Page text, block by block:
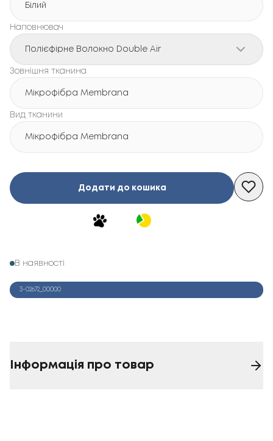
Білий
Наповнювач
Полієфірне Волокно Double Air
Зовнішня тканина
Мікрофібра Membrana
Вид тканини
Мікрофібра Membrana
Додати до кошика
В наявності
3-02672_00000
Інформація про товар